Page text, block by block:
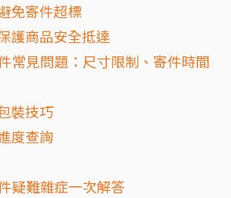
免寄件超標
護商品安全抵達
常見問題：尺寸限制、寄件時間
裝技巧
度查詢
疑難雜症一次解答